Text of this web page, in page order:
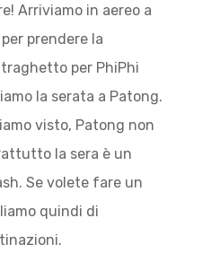
Arriviamo in aereo a
prendere la
per PhiPhi
la serata a Patong.
visto, Patong non
la sera è un
Se volete fare un
quindi di